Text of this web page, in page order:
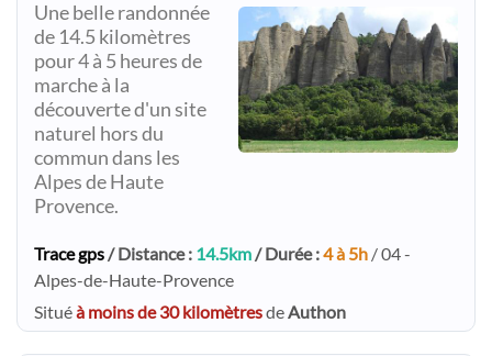
Une belle randonnée
de 14.5 kilomètres
pour 4 à 5 heures de
marche à la
découverte d'un site
naturel hors du
commun dans les
Alpes de Haute
Provence.
Trace gps/ Distance : 14.5km/ Durée :4 à 5h / 04 -
Alpes-de-Haute-Provence
Situéà moins de 30 kilomètresdeAuthon